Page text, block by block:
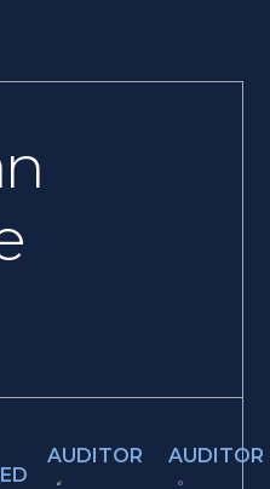
AUDITOR AUDITOR